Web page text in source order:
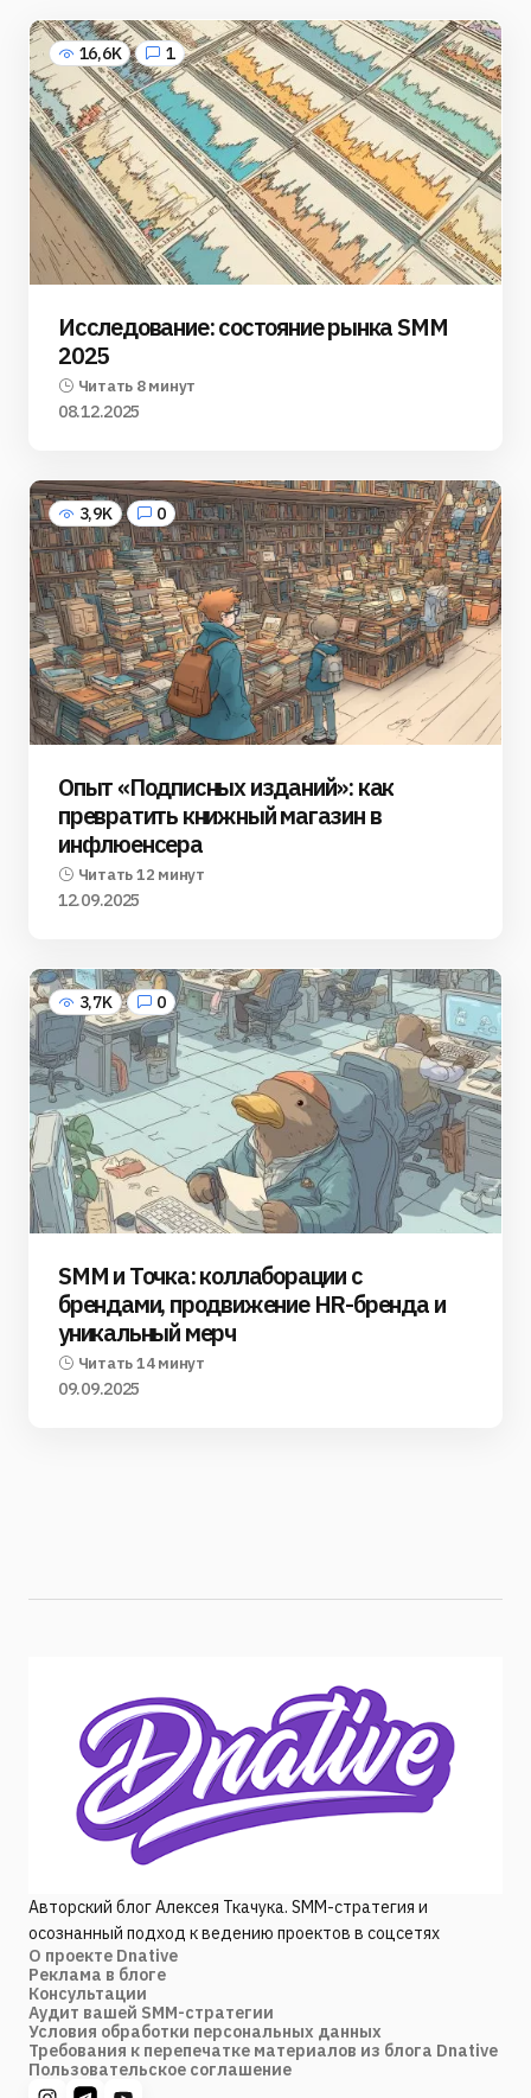
16,6K 1
Исследование: состояние рынка SMM
2025
Читать 8 минут
08.12.2025
3,9K 0
Опыт «Подписных изданий»: как
превратить книжный магазин в
инфлюенсера
Читать 12 минут
12.09.2025
3,7K 0
SMM и Точка: коллаборации с
брендами, продвижение HR-бренда и
уникальный мерч
Читать 14 минут
09.09.2025
Авторский блог Алексея Ткачука. SMM-стратегия и
осознанный подход к ведению проектов в соцсетях
О проекте Dnative
Реклама в блоге
Консультации
Аудит вашей SMM-стратегии
Условия обработки персональных данных
Требования к перепечатке материалов из блога Dnative
Пользовательское соглашение